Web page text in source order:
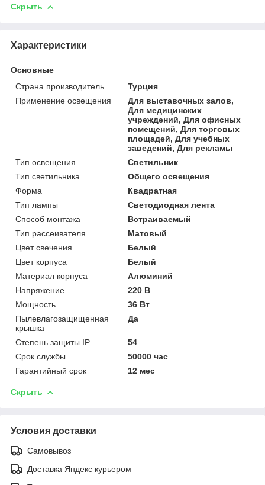
Скрыть
Характеристики
Основные
Страна производитель
Турция
Применение освещения
Для выставочных залов,
Для медицинских
учреждений, Для офисных
помещений, Для торговых
площадей, Для учебных
заведений, Для рекламы
Тип освещения
Светильник
Тип светильника
Общего освещения
Форма
Квадратная
Тип лампы
Светодиодная лента
Способ монтажа
Встраиваемый
Тип рассеивателя
Матовый
Цвет свечения
Белый
Цвет корпуса
Белый
Материал корпуса
Алюминий
Напряжение
220 В
Мощность
36 Вт
Пылевлагозащищенная
крышка
Да
Степень защиты IP
54
Срок службы
50000 час
Гарантийный срок
12 мес
Скрыть
Условия доставки
Самовывоз
Доставка Яндекс курьером